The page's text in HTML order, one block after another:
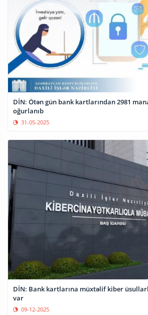
DİN: Ötən gün bank kartlarından 2981
oğurlanıb
31-05-2025
DİN: Bank kartlarına müxtəlif kiber
var
09-12-2025